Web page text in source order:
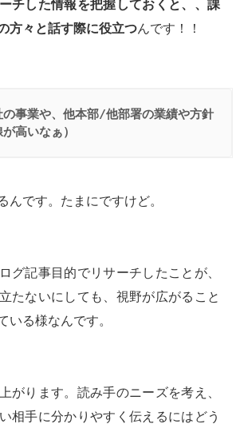
チした情報を把握しておくと、、課
方々と話す際に役立つんです！！
の事業や、他本部/他部署の業績や方針
高いなぁ）
んです。たまにですけど。
グ記事目的でリサーチしたことが、
たないにしても、視野が広がること
いる様なんです。
がります。読み手のニーズを考え、
相手に分かりやすく伝えるにはどう